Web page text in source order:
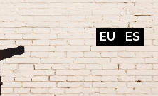
EU ES